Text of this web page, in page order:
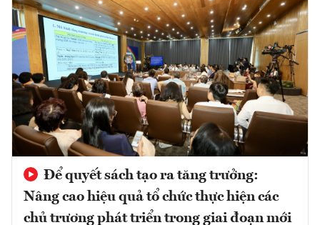
Để quyết sách tạo ra tăng trưởng:
Nâng cao hiệu quả tổ chức thực hiện các
chủ trương phát triển trong giai đoạn mới